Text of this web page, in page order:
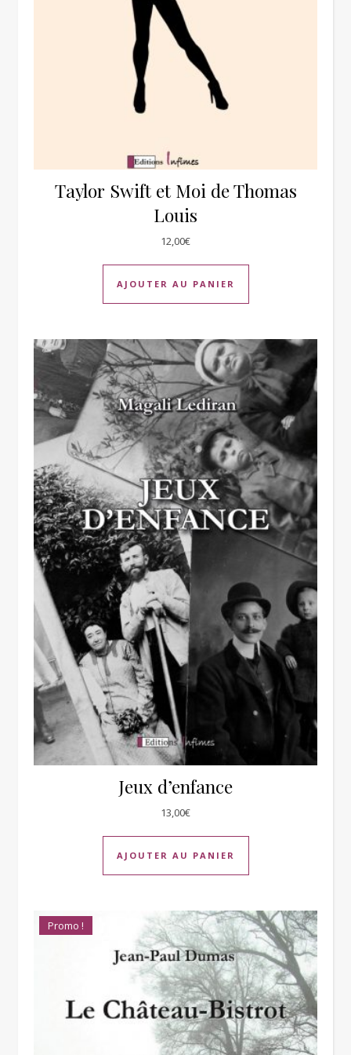
Taylor Swift et Moi de Thomas
Louis
12,00€
AJOUTER AU PANIER
Jeux d’enfance
13,00€
AJOUTER AU PANIER
Promo !